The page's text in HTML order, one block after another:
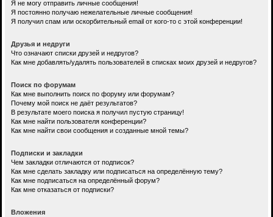
Я не могу отправить личные сообщения!
Я постоянно получаю нежелательные личные сообщения!
Я получил спам или оскорбительный email от кого-то с этой конференции!
Друзья и недруги
Что означают списки друзей и недругов?
Как мне добавлять/удалять пользователей в списках моих друзей и недругов?
Поиск по форумам
Как мне выполнить поиск по форуму или форумам?
Почему мой поиск не даёт результатов?
В результате моего поиска я получил пустую страницу!
Как мне найти пользователя конференции?
Как мне найти свои сообщения и созданные мной темы?
Подписки и закладки
Чем закладки отличаются от подписок?
Как мне сделать закладку или подписаться на определённую тему?
Как мне подписаться на определённый форум?
Как мне отказаться от подписки?
Вложения